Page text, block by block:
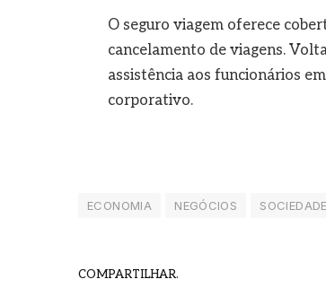
O seguro viagem oferece
cancelamento de viagens.
assistência aos funcionários
corporativo.
ECONOMIA NEGÓCIOS SOCIEDADE
COMPARTILHAR.